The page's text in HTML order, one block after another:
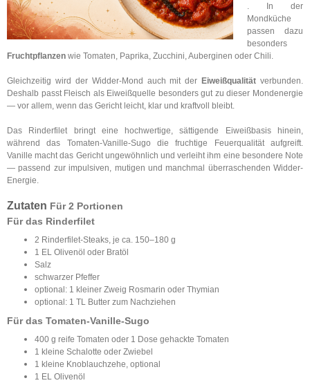
. In der
Mondküche
passen dazu
besonders
Fruchtpflanzen wie Tomaten, Paprika, Zucchini, Auberginen oder Chili.
Gleichzeitig wird der Widder-Mond auch mit der Eiweißqualität verbunden.
Deshalb passt Fleisch als Eiweißquelle besonders gut zu dieser Mondenergie
— vor allem, wenn das Gericht leicht, klar und kraftvoll bleibt.
Das Rinderfilet bringt eine hochwertige, sättigende Eiweißbasis hinein,
während das Tomaten-Vanille-Sugo die fruchtige Feuerqualität aufgreift.
Vanille macht das Gericht ungewöhnlich und verleiht ihm eine besondere Note
— passend zur impulsiven, mutigen und manchmal überraschenden Widder-
Energie.
Zutaten Für 2 Portionen
Für das Rinderfilet
2 Rinderfilet-Steaks, je ca. 150–180 g
1 EL Olivenöl oder Bratöl
Salz
schwarzer Pfeffer
optional: 1 kleiner Zweig Rosmarin oder Thymian
optional: 1 TL Butter zum Nachziehen
Für das Tomaten-Vanille-Sugo
400 g reife Tomaten oder 1 Dose gehackte Tomaten
1 kleine Schalotte oder Zwiebel
1 kleine Knoblauchzehe, optional
1 EL Olivenöl